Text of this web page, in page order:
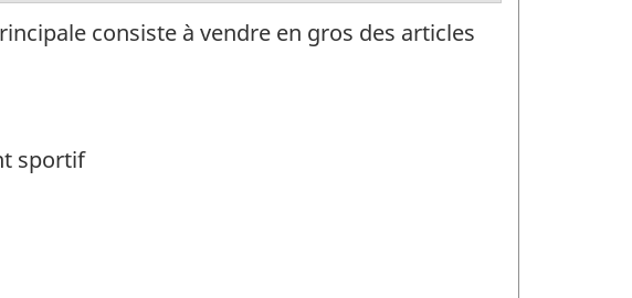
consiste à vendre en gros des articles
sportif